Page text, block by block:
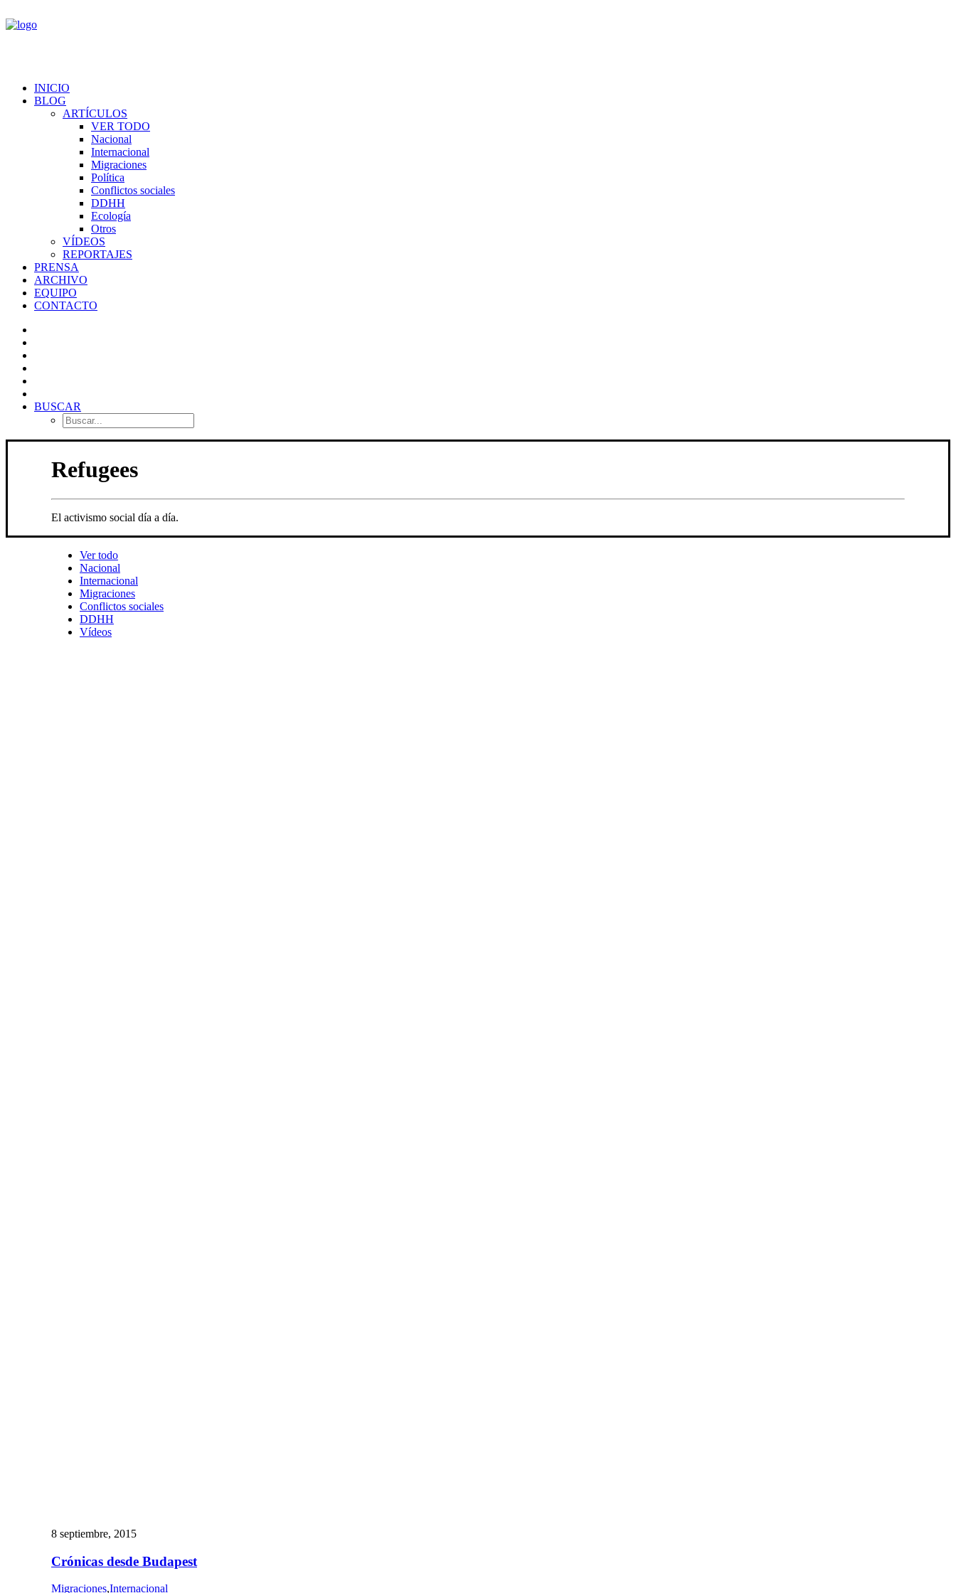
INICIO
BLOG
ARTÍCULOS
VER TODO
Nacional
Internacional
Migraciones
Política
Conflictos sociales
DDHH
Ecología
Otros
VÍDEOS
REPORTAJES
PRENSA
ARCHIVO
EQUIPO
CONTACTO
BUSCAR
Refugees
El activismo social día a día.
Ver todo
Nacional
Internacional
Migraciones
Conflictos sociales
DDHH
Vídeos
8 septiembre, 2015
Crónicas desde Budapest
Migraciones,Internacional